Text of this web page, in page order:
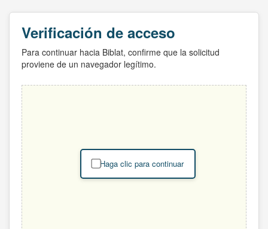
Verificación de acceso
Para continuar hacia Biblat, confirme que la solicitud
proviene de un navegador legítimo.
Haga clic para continuar